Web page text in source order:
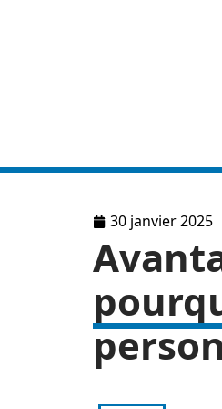
30 janvier 2025